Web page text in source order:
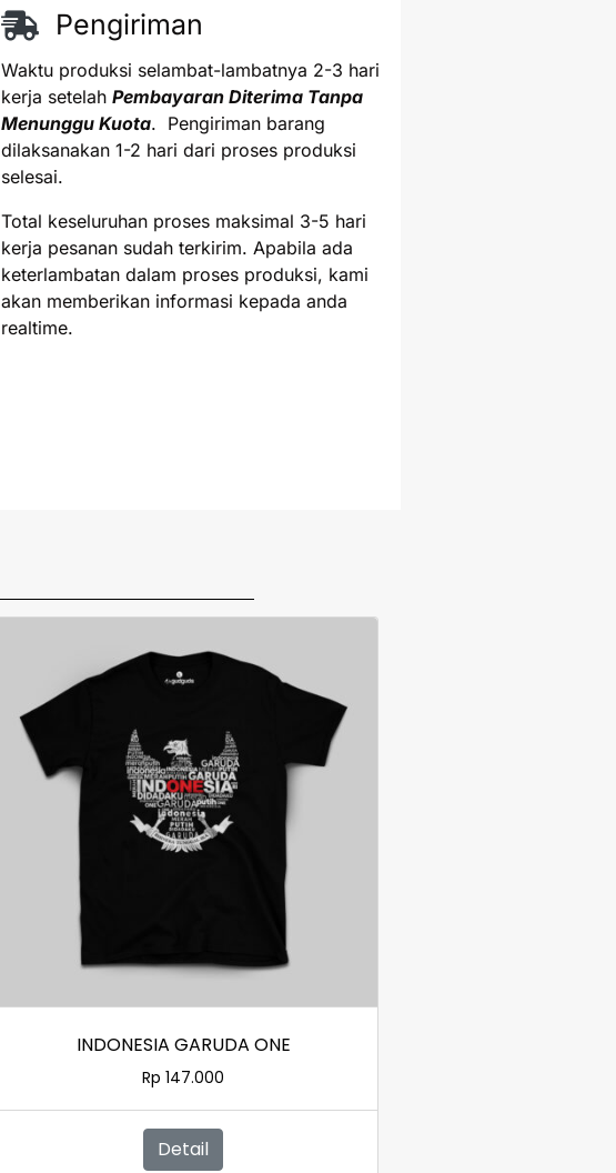
Pengiriman
Waktu produksi selambat-lambatnya 2-3 hari
kerja setelah Pembayaran Diterima Tanpa
Menunggu Kuota. Pengiriman barang
dilaksanakan 1-2 hari dari proses produksi
selesai.
Total keseluruhan proses maksimal 3-5 hari
kerja pesanan sudah terkirim. Apabila ada
keterlambatan dalam proses produksi, kami
akan memberikan informasi kepada anda
realtime.
INDONESIA GARUDA ONE
Rp 147.000
Detail